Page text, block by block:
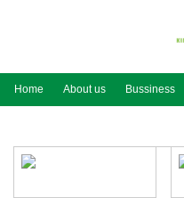
Home About us Bussiness